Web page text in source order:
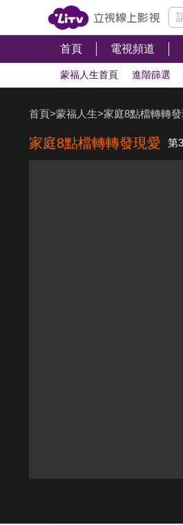
首頁 電視頻道
蒙福人生首頁 進階篩選
首頁>蒙福人生>家庭8點檔轉轉
家庭8點檔轉轉發現愛 第